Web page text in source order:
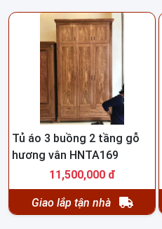
Tủ áo 3 buồng 2 tầng gỗ
hương vân HNTA169
11,500,000 đ
Giao lắp tận nhà